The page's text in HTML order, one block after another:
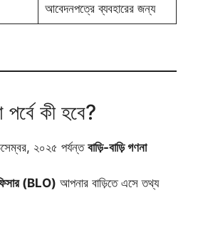
আবেদনপত্রে ব্যবহারের জন্য
পর্বে কী হবে?
২০২৫ পর্যন্ত বাড়ি-বাড়ি গণনা
(BLO) আপনার বাড়িতে এসে তথ্য